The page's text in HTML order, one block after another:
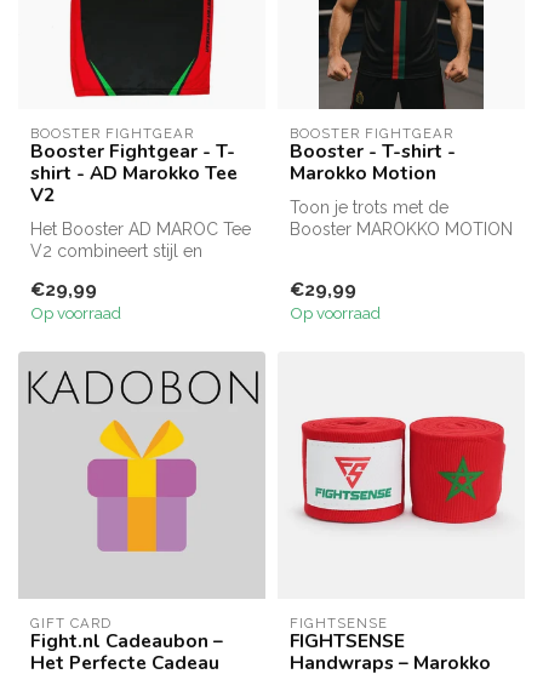
BOOSTER FIGHTGEAR
Booster Fightgear - T-
shirt - AD Marokko Tee
V2
Het Booster AD MAROC Tee
V2 combineert stijl en
gesublimeer...
€29,99
Op voorraad
BOOSTER FIGHTGEAR
Booster - T-shirt -
Marokko Motion
Toon je trots met de
Booster MAROKKO MOTION
€29,99
Op voorraad
GIFT CARD
Fight.nl Cadeaubon –
Het Perfecte Cadeau
FIGHTSENSE
FIGHTSENSE
Handwraps – Marokko